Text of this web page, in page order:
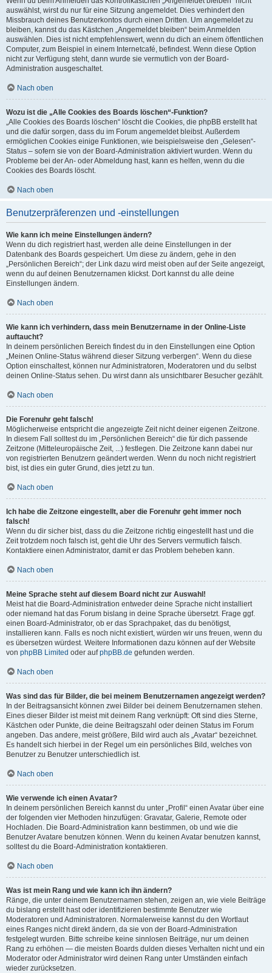
auswählst, wirst du nur für eine Sitzung angemeldet. Dies verhindert den
Missbrauch deines Benutzerkontos durch einen Dritten. Um angemeldet zu
bleiben, kannst du das Kästchen „Angemeldet bleiben“ beim Anmelden
auswählen. Dies ist nicht empfehlenswert, wenn du dich an einem öffentlichen
Computer, zum Beispiel in einem Internetcafé, befindest. Wenn diese Option
nicht zur Verfügung steht, dann wurde sie vermutlich von der Board-
Administration ausgeschaltet.
Nach oben
Wozu ist die „Alle Cookies des Boards löschen“-Funktion?
„Alle Cookies des Boards löschen“ löscht die Cookies, die phpBB erstellt hat
und die dafür sorgen, dass du im Forum angemeldet bleibst. Außerdem
ermöglichen Cookies einige Funktionen, wie beispielsweise den „Gelesen“-
Status – sofern sie von der Board-Administration aktiviert wurden. Wenn du
Probleme bei der An- oder Abmeldung hast, kann es helfen, wenn du die
Cookies des Boards löscht.
Nach oben
Benutzerpräferenzen und -einstellungen
Wie kann ich meine Einstellungen ändern?
Wenn du dich registriert hast, werden alle deine Einstellungen in der
Datenbank des Boards gespeichert. Um diese zu ändern, gehe in den
„Persönlichen Bereich“; der Link dazu wird meist oben auf der Seite angezeigt,
wenn du auf deinen Benutzernamen klickst. Dort kannst du alle deine
Einstellungen ändern.
Nach oben
Wie kann ich verhindern, dass mein Benutzername in der Online-Liste
auftaucht?
In deinem persönlichen Bereich findest du in den Einstellungen eine Option
„Meinen Online-Status während dieser Sitzung verbergen“. Wenn du diese
Option einschaltest, können nur Administratoren, Moderatoren und du selbst
deinen Online-Status sehen. Du wirst dann als unsichtbarer Besucher gezählt.
Nach oben
Die Forenuhr geht falsch!
Möglicherweise entspricht die angezeigte Zeit nicht deiner eigenen Zeitzone.
In diesem Fall solltest du im „Persönlichen Bereich“ die für dich passende
Zeitzone (Mitteleuropäische Zeit, ...) festlegen. Die Zeitzone kann dabei nur
von registrierten Benutzern geändert werden. Wenn du noch nicht registriert
bist, ist dies ein guter Grund, dies jetzt zu tun.
Nach oben
Ich habe die Zeitzone eingestellt, aber die Forenuhr geht immer noch
falsch!
Wenn du dir sicher bist, dass du die Zeitzone richtig eingestellt hast und die
Zeit trotzdem noch falsch ist, geht die Uhr des Servers vermutlich falsch.
Kontaktiere einen Administrator, damit er das Problem beheben kann.
Nach oben
Meine Sprache steht auf diesem Board nicht zur Auswahl!
Meist hat die Board-Administration entweder deine Sprache nicht installiert
oder niemand hat das Forum bislang in deine Sprache übersetzt. Frage ggf.
einen Board-Administrator, ob er das Sprachpaket, das du benötigst,
installieren kann. Falls es noch nicht existiert, würden wir uns freuen, wenn du
es übersetzen würdest. Weitere Informationen dazu können auf der Website
von phpBB Limited oder aufphpBB.de gefunden werden.
Nach oben
Was sind das für Bilder, die bei meinem Benutzernamen angezeigt werden?
In der Beitragsansicht können zwei Bilder bei deinem Benutzernamen stehen.
Eines dieser Bilder ist meist mit deinem Rang verknüpft: Oft sind dies Sterne,
Kästchen oder Punkte, die deine Beitragszahl oder deinen Status im Forum
angeben. Das andere, meist größere, Bild wird auch als „Avatar“ bezeichnet.
Es handelt sich hierbei in der Regel um ein persönliches Bild, welches von
Benutzer zu Benutzer unterschiedlich ist.
Nach oben
Wie verwende ich einen Avatar?
In deinem persönlichen Bereich kannst du unter „Profil“ einen Avatar über eine
der folgenden vier Methoden hinzufügen: Gravatar, Galerie, Remote oder
Hochladen. Die Board-Administration kann bestimmen, ob und wie die
Benutzer Avatare benutzen können. Wenn du keinen Avatar benutzen kannst,
solltest du die Board-Administration kontaktieren.
Nach oben
Was ist mein Rang und wie kann ich ihn ändern?
Ränge, die unter deinem Benutzernamen stehen, zeigen an, wie viele Beiträge
du bislang erstellt hast oder identifizieren bestimmte Benutzer wie
Moderatoren und Administratoren. Normalerweise kannst du den Wortlaut
eines Ranges nicht direkt ändern, da sie von der Board-Administration
festgelegt wurden. Bitte schreibe keine sinnlosen Beiträge, nur um deinen
Rang zu erhöhen — die meisten Boards dulden dieses Verhalten nicht und ein
Moderator oder Administrator wird deinen Rang unter Umständen einfach
wieder zurücksetzen.